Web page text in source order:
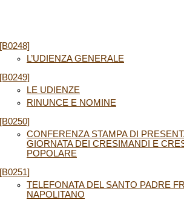
[B0248]
L’UDIENZA GENERALE
[B0249]
LE UDIENZE
RINUNCE E NOMINE
[B0250]
CONFERENZA STAMPA DI
GIORNATA DEI CRESIMANDI E
POPOLARE
[B0251]
TELEFONATA DEL SANTO PADRE
NAPOLITANO